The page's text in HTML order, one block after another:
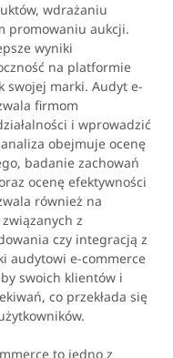
wdrażaniu
promowaniu aukcji.
wyniki
na platformie
swojej marki. Audyt e-
firmom
i wprowadzić
obejmuje ocenę
badanie zachowań
ocenę efektywności
również na
z
czy integracją z
audytowi e-commerce
swoich klientów i
co przekłada się
to jedno z